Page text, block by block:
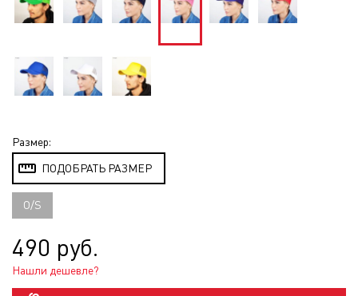
Размер:
ПОДОБРАТЬ РАЗМЕР
O/S
490 руб.
Нашли дешевле?